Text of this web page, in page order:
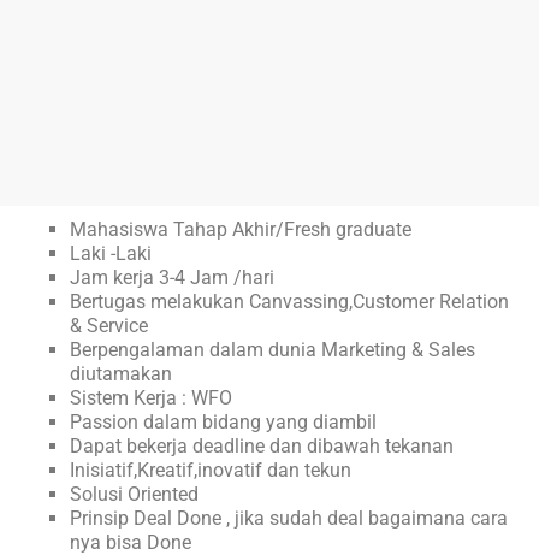
Mahasiswa Tahap Akhir/Fresh graduate
Laki -Laki
Jam kerja 3-4 Jam /hari
Bertugas melakukan Canvassing,Customer Relation
& Service
Berpengalaman dalam dunia Marketing & Sales
diutamakan
Sistem Kerja : WFO
Passion dalam bidang yang diambil
Dapat bekerja deadline dan dibawah tekanan
Inisiatif,Kreatif,inovatif dan tekun
Solusi Oriented
Prinsip Deal Done , jika sudah deal bagaimana cara
nya bisa Done